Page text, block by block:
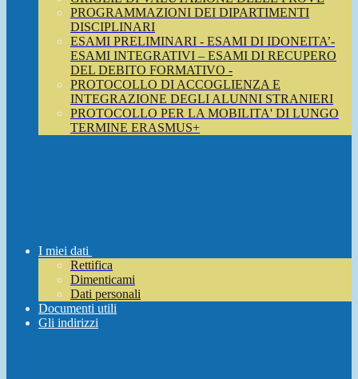
PROGRAMMAZIONI DEI DIPARTIMENTI
DISCIPLINARI
ESAMI PRELIMINARI - ESAMI DI IDONEITA’-
ESAMI INTEGRATIVI – ESAMI DI RECUPERO
DEL DEBITO FORMATIVO -
PROTOCOLLO DI ACCOGLIENZA E
INTEGRAZIONE DEGLI ALUNNI STRANIERI
PROTOCOLLO PER LA MOBILITA' DI LUNGO
TERMINE ERASMUS+
I miei dati
Rettifica
Dimenticami
Dati personali
Documenti utili
Gli indirizzi